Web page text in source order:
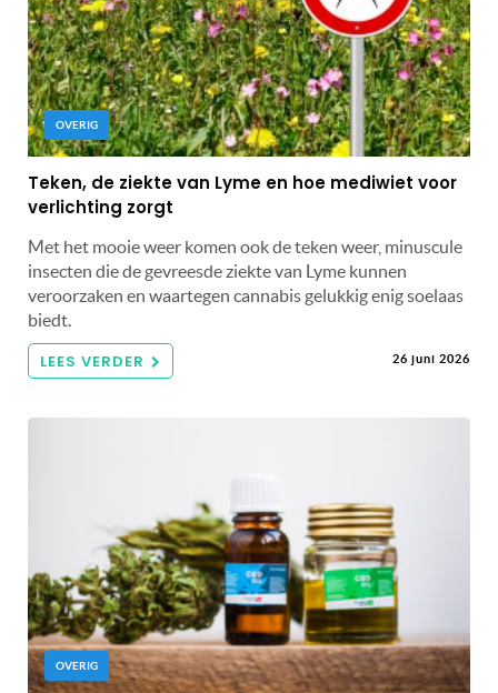
OVERIG
Teken, de ziekte van Lyme en hoe mediwiet voor
verlichting zorgt
Met het mooie weer komen ook de teken weer, minuscule
insecten die de gevreesde ziekte van Lyme kunnen
veroorzaken en waartegen cannabis gelukkig enig soelaas
biedt.
LEES VERDER 26 juni 2026
OVERIG